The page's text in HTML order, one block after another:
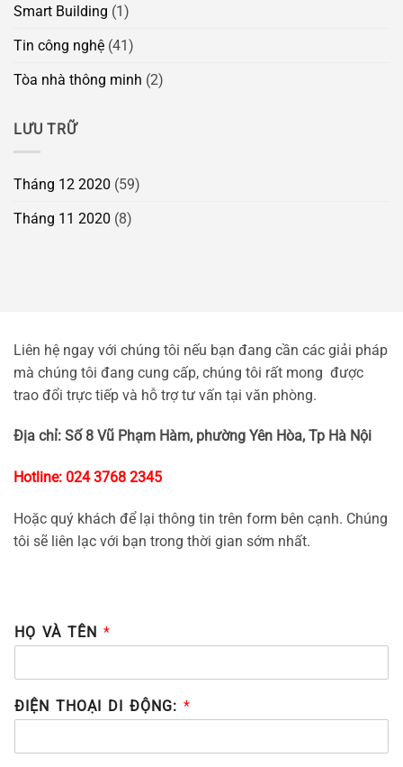
Smart Building (1)
Tin công nghệ (41)
Tòa nhà thông minh (2)
LƯU TRỮ
Tháng 12 2020 (59)
Tháng 11 2020 (8)
Liên hệ ngay với chúng tôi nếu bạn đang cần các giải pháp
mà chúng tôi đang cung cấp, chúng tôi rất mong được
trao đổi trực tiếp và hỗ trợ tư vấn tại văn phòng.
Địa chỉ: Số 8 Vũ Phạm Hàm, phường Yên Hòa, Tp Hà Nội
Hotline: 024 3768 2345
Hoặc quý khách để lại thông tin trên form bên cạnh. Chúng
tôi sẽ liên lạc với bạn trong thời gian sớm nhất.
HỌ VÀ TÊN *
ĐIỆN THOẠI DI ĐỘNG: *